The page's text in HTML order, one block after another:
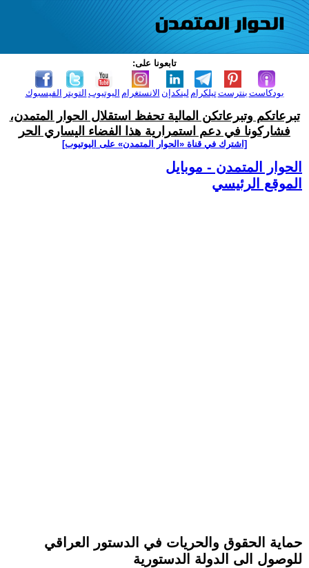
تابعونا على:
الفيسبوك التويتر اليوتيوب الانستغرام لينكدإن تيلكرامبنترست بودكاست
تبرعاتكم وتبرعاتكن المالية تحفظ استقلال الحوار المتمدن،
فشاركونا في دعم استمرارية هذا الفضاء اليساري الحر
[اشترك في قناة ‫«الحوار المتمدن» على اليوتيوب]
الحوار المتمدن - موبايل
الموقع الرئيسي
حماية الحقوق والحريات في الدستور العراقي
للوصول الى الدولة الدستورية